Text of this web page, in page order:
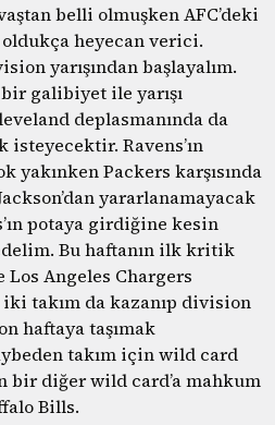
belli olmuşken AFC’deki
heyecan verici.
yarışından başlayalım.
galibiyet ile yarışı
deplasmanında da
Ravens’ın
yakınken Packers karşısında
yararlanamayacak
potaya girdiğine kesin
Bu haftanın ilk kritik
Los Angeles Chargers
takım da kazanıp division
haftaya taşımak
takım için wild card
bir diğer wild card’a mahkum
Bills.